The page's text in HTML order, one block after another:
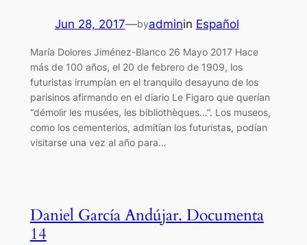
Jun 28, 2017—byadminin Español
María Dolores Jiménez-Blanco 26 Mayo 2017 Hace
más de 100 años, el 20 de febrero de 1909, los
futuristas irrumpían en el tranquilo desayuno de los
parisinos afirmando en el diario Le Figaro que querían
“démolir les musées, les bibliothèques…”. Los museos,
como los cementerios, admitían los futuristas, podían
visitarse una vez al año para…
Daniel García Andújar. Documenta
14